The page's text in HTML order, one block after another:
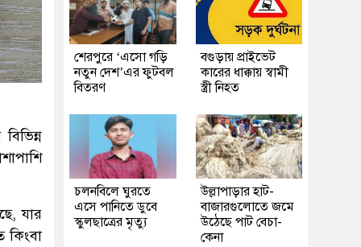
যার
কিংবা
শেরপুরে ‘এসো গড়ি
নতুন দেশ’এর ফুটবল
বিতরণ
বগুড়ায় প্রাইভেট
কারের ধাক্কায় স্বামী
স্ত্রী নিহত
চলনবিলে ঘুরতে
এসে পানিতে ডুবে
স্কুলছাত্রের মৃত্যু
উল্লাপাড়ার হাট-
বাজারগুলোতে জমে
উঠেছে পাট বেচা-
কেনা